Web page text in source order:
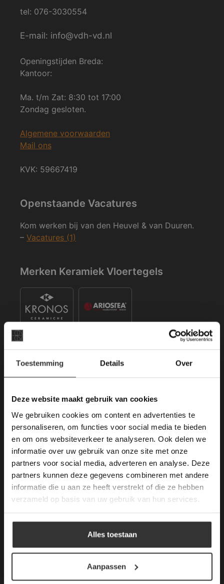
Toestemming Details Over
Deze website maakt gebruik van cookies
We gebruiken cookies om content en advertenties te
personaliseren, om functies voor social media te bieden
en om ons websiteverkeer te analyseren. Ook delen we
informatie over uw gebruik van onze site met onze
partners voor social media, adverteren en analyse. Deze
partners kunnen deze gegevens combineren met andere
informatie die u aan ze heeft verstrekt of die ze hebben
verzameld op basis van uw gebruik van hun services.
Alles toestaan
Aanpassen
tel: 076-3030554
E-mail: info@vdh-vd.nl
Openingstijden Breda:
Kantoor:
Ma. t/m Zat: 8:30 tot 17:00
Zondag gesloten.
Algemene voorwaarden
Mail ons
KVK: 59667419
Openstaande Vacatures
Kom werken bij van den Heuvel & van Duuren.
– Vacatures (1)
Merken Keramiek Vloertegels
Merken Keramiek Terrastegels
Merken Glasmozaïek
Natuursteen vloeren
Terrastegels
Leisteen terrastegels
Marmer vloer
Deze website maakt
gebruik van cookies.
This Cookie Banner was deleted and is no
longer working. Please contact the website
administrator.
Deze website gebruikt cookies om de
gebruikerservaring te verbeteren. Door
gebruik te maken van onze website geeft u
toestemming voor alle cookies in
overeenstemming met ons cookiebeleid.Lees
verder
ALLES ACCEPTEREN
ALLES AFWIJZEN
DETAILS WEERGEVEN